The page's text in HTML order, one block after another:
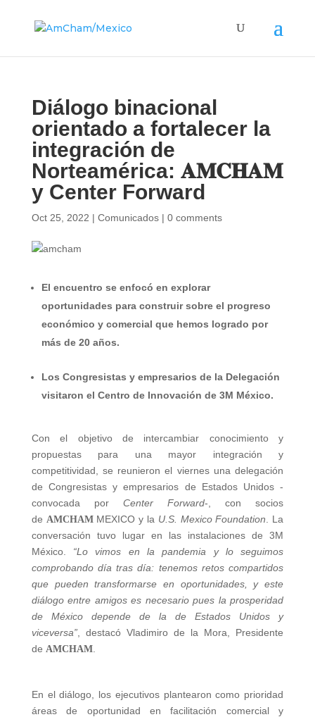
Diálogo binacional
orientado a fortalecer la
integración de
Norteamérica: 𝐀𝐌𝐂𝐇𝐀𝐌
y Center Forward
Oct 25, 2022 | Comunicados| 0 comments
El encuentro se enfocó en explorar
oportunidades para construir sobre el progreso
económico y comercial que hemos logrado por
más de 20 años.
Los Congresistas y empresarios de la Delegación
visitaron el Centro de Innovación de 3M México.
Con el objetivo de intercambiar conocimiento y
propuestas para una mayor integración y
competitividad, se reunieron el viernes una delegación
de Congresistas y empresarios de Estados Unidos -
convocada por Center Forward-, con socios
de AMCHAMMEXICO y la U.S. Mexico Foundation . La
conversación tuvo lugar en las instalaciones de 3M
México. “Lo vimos en la pandemia y lo seguimos
comprobando día tras día: tenemos retos compartidos
que pueden transformarse en oportunidades, y este
diálogo entre amigos es necesario pues la prosperidad
de México depende de la de Estados Unidos y
viceversa”, destacó Vladimiro de la Mora, Presidente
de AMCHAM.
En el diálogo, los ejecutivos plantearon como prioridad
áreas de oportunidad en facilitación comercial y